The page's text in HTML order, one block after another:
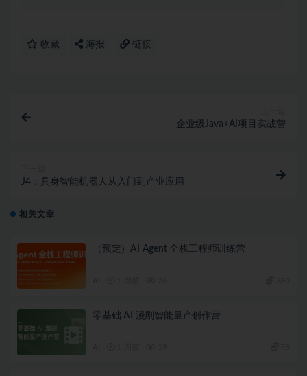
收藏 海报 链接
企业级Java+AI项目实战营
J4：具身智能机器人从入门到产业应用
相关文章
（预定）AI Agent 全栈工程师训练营
零基础 AI 漫剧智能量产创作营